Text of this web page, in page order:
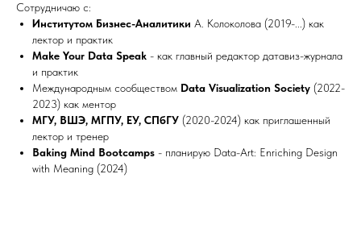
Сотрудничаю с:
Институтом Бизнес-Аналитики А. Колоколова (2019-...) как
лектор и практик
Make Your Data Speak - как главный редактор датавиз-журнала
и практик
Международным сообществом Data Visualization Society (2022-
2023) как ментор
МГУ, ВШЭ, МГПУ, ЕУ, СПбГУ (2020-2024) как приглашенный
лектор и тренер
Baking Mind Bootcamps - планирую Data-Art: Enriching Design
with Meaning (2024)